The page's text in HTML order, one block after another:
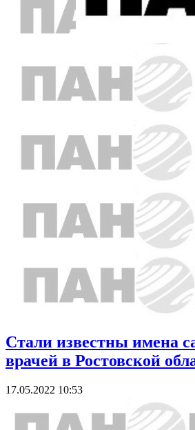
Стали известны имена
врачей в Ростовской
17.05.2022 10:53